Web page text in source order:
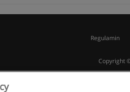
Regulamin
Copyright